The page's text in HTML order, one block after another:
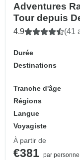
Adventures
Tour depuis
4.9 (41
Durée
Destinations
Tranche d'âge
Régions
Langue
Voyagiste
À partir de
€381 par personne